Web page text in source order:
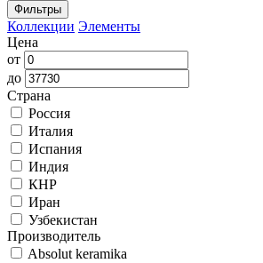
Фильтры
Коллекции Элементы
Цена
от
до
Страна
Россия
Италия
Испания
Индия
КНР
Иран
Узбекистан
Производитель
Absolut keramika